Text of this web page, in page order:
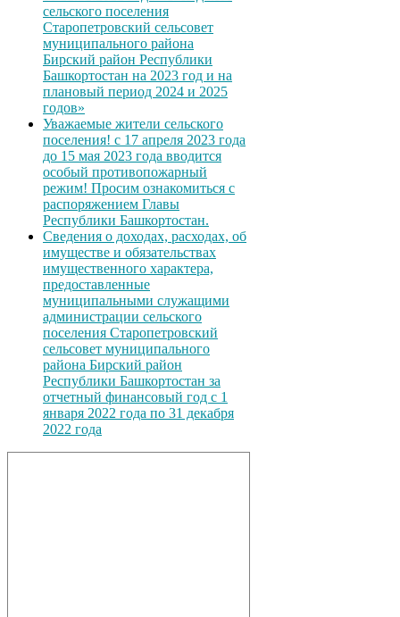
сельского поселения
Старопетровский сельсовет
муниципального района
Бирский район Республики
Башкортостан на 2023 год и на
плановый период 2024 и 2025
годов»
Уважаемые жители сельского
поселения! с 17 апреля 2023 года
до 15 мая 2023 года вводится
особый противопожарный
режим! Просим ознакомиться с
распоряжением Главы
Республики Башкортостан.
Сведения о доходах, расходах, об
имуществе и обязательствах
имущественного характера,
предоставленные
муниципальными служащими
администрации сельского
поселения Старопетровский
сельсовет муниципального
района Бирский район
Республики Башкортостан за
отчетный финансовый год с 1
января 2022 года по 31 декабря
2022 года